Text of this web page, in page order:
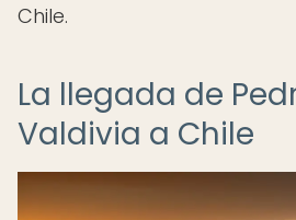
Chile.
La llegada de
Valdivia a Chile